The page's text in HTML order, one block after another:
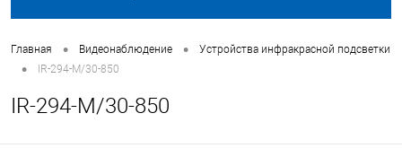
Главная • Видеонаблюдение • Устройства инфракрасной подсветки
• IR-294-M/30-850
IR-294-M/30-850